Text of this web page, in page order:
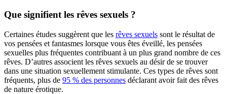
Que signifient les rêves sexuels ?
Certaines études suggèrent que les rêves sexuels sont le résultat de
vos pensées et fantasmes lorsque vous êtes éveillé, les pensées
sexuelles plus fréquentes contribuant à un plus grand nombre de ces
rêves. D’autres associent les rêves sexuels au désir de se trouver
dans une situation sexuellement stimulante. Ces types de rêves sont
fréquents, plus de 95 % des personnes déclarant avoir fait des rêves
de nature érotique.